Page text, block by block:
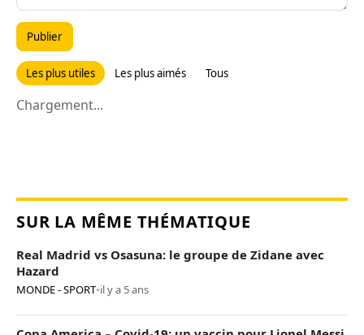
Publier
Les plus utiles Les plus aimés Tous
Chargement...
SUR LA MÊME THÉMATIQUE
Real Madrid vs Osasuna: le groupe de Zidane avec
Hazard
MONDE - SPORT•il y a 5 ans